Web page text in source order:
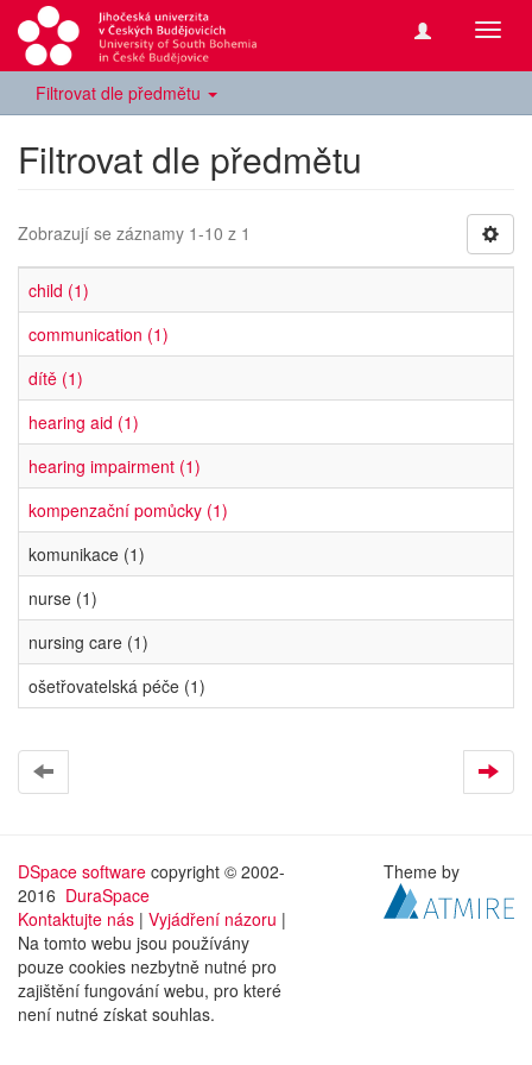
Filtrovat dle předmětu
Filtrovat dle předmětu
Zobrazují se záznamy 1-10 z 1
child (1)
communication (1)
dítě (1)
hearing aid (1)
hearing impairment (1)
kompenzační pomůcky (1)
komunikace (1)
nurse (1)
nursing care (1)
ošetřovatelská péče (1)
DSpace software copyright © 2002-
2016 DuraSpace
Kontaktujte nás | Vyjádření názoru |
Na tomto webu jsou používány
pouze cookies nezbytně nutné pro
zajištění fungování webu, pro které
není nutné získat souhlas.
Theme by